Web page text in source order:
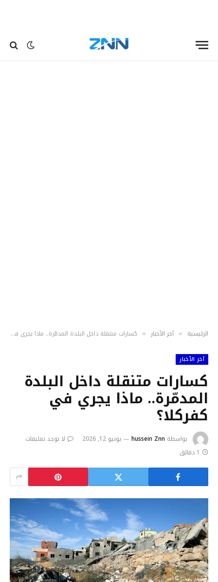
الرئيسية » آخر الٲخبار » كسارات متنقلة داخل البلدة المدمّرة.. ماذا يجري في كفركلا؟
آخر الٲخبار
كسارات متنقلة داخل البلدة
المدمّرة.. ماذا يجري في
كفركلا؟
بواسطة hussein Znn يونيو 12, 2026
لا توجد تعليقات
1 دقائق